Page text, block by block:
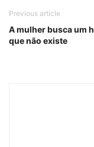
Previous article
A mulher busca um
que não existe